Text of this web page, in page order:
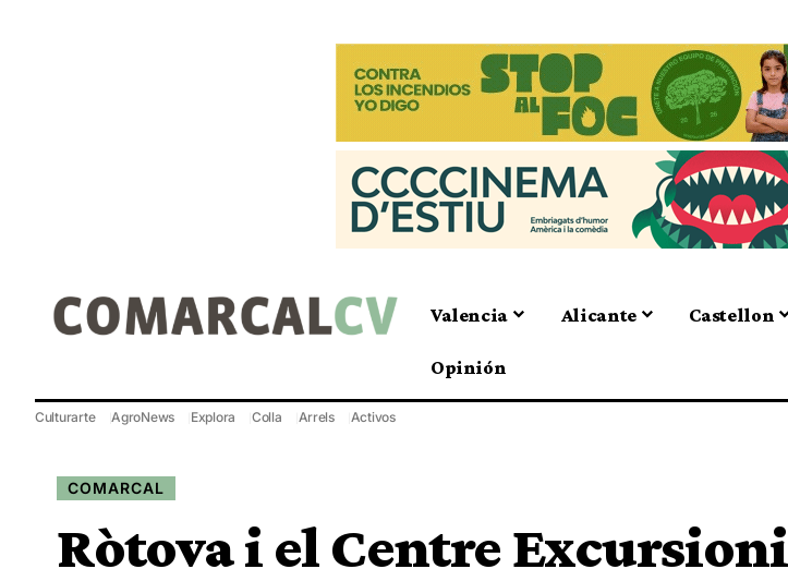
Valencia Alicante Castellon
Opinión
Culturarte AgroNews Explora Colla Arrels Activos
COMARCAL
Ròtova i el Centre